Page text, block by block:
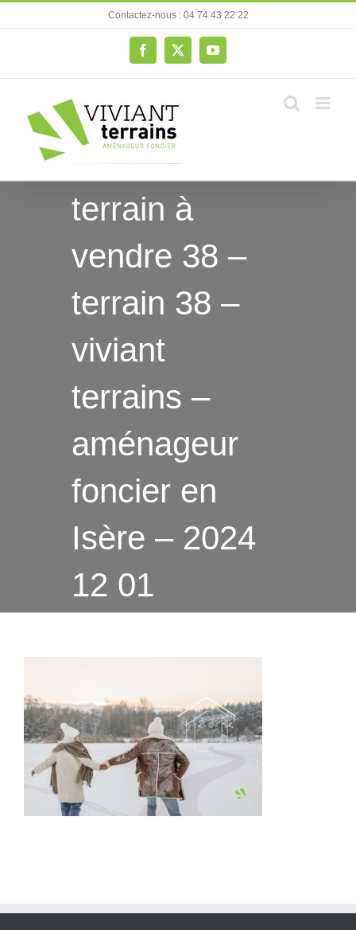
au
Contactez-nous : 04 74 43 22 22
Facebook
X YouTube
terrain à
vendre 38 –
terrain 38 –
viviant
terrains –
aménageur
foncier en
Isère – 2024
12 01